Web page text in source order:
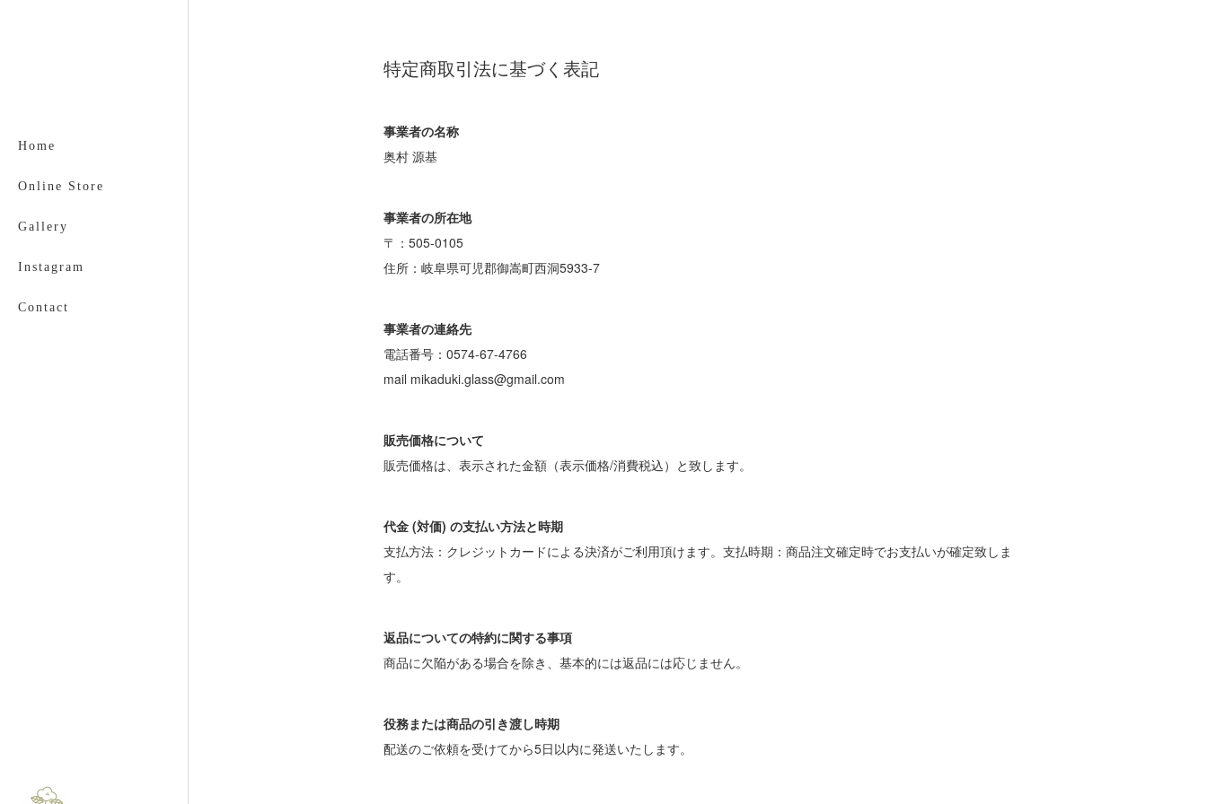
Home
Online Store
Gallery
Instagram
Contact
特定商取引法に基づく表記
事業者の名称
奥村 源基
事業者の所在地
〒：505-0105
住所：岐阜県可児郡御嵩町西洞5933-7
事業者の連絡先
電話番号：0574-67-4766
mail mikaduki.glass@gmail.com
販売価格について
販売価格は、表示された金額（表示価格/消費税込）と致します。
代金 (対価) の支払い方法と時期
支払方法：クレジットカードによる決済がご利用頂けます。支払時期：商品注文確定時でお支払いが確定致しま
す。
返品についての特約に関する事項
商品に欠陥がある場合を除き、基本的には返品には応じません。
役務または商品の引き渡し時期
配送のご依頼を受けてから5日以内に発送いたします。